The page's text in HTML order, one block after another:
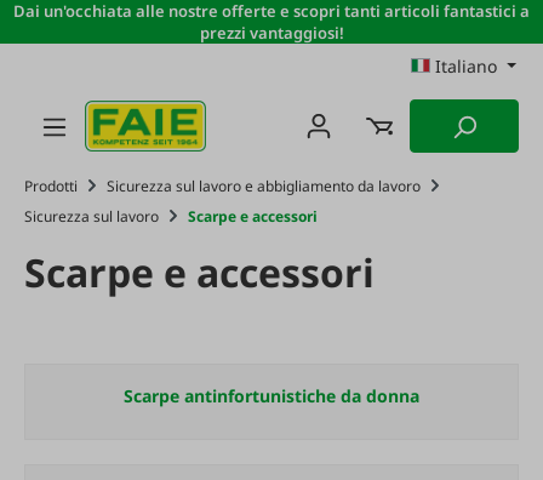
Passa al contenuto principale
Dai un'occhiata alle nostre offerte e scopri tanti articoli fantastici a
prezzi vantaggiosi!
Italiano
Prodotti
Sicurezza sul lavoro e abbigliamento da lavoro
Sicurezza sul lavoro
Scarpe e accessori
Scarpe e accessori
Scarpe antinfortunistiche da donna